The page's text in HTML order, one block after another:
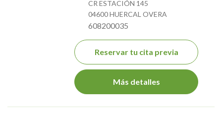
CR ESTACIÓN 145
04600 HUERCAL OVERA
608200035
Reservar tu cita previa
Más detalles